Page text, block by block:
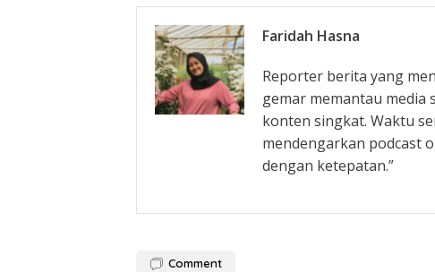
Faridah Hasna
Reporter berita yang
gemar memantau media
konten singkat. Waktu
mendengarkan podcast
dengan ketepatan.”
Comment